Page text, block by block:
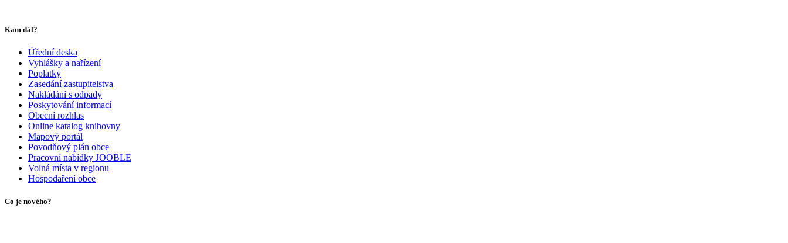
Kam dál?
Úřední deska
Vyhlášky a nařízení
Poplatky
Zasedání zastupitelstva
Nakládání s odpady
Poskytování informací
Obecní rozhlas
Online katalog knihovny
Mapový portál
Povodňový plán obce
Pracovní nabídky JOOBLE
Volná místa v regionu
Hospodaření obce
Co je nového?